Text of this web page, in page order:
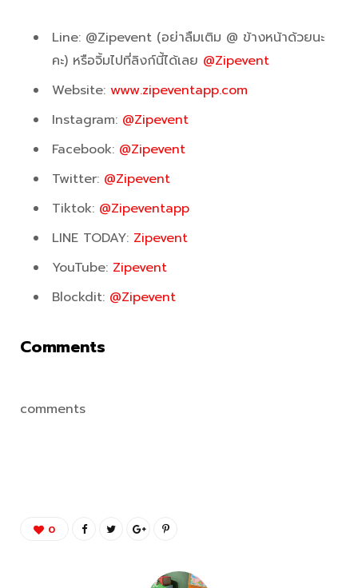
Line: @Zipevent (อย่าลืมเติม @ ข้างหน้าด้วยนะ
คะ) หรือจิ้มไปที่ลิงก์นี้ได้เลย @Zipevent
Website: www.zipeventapp.com
Instagram: @Zipevent
Facebook: @Zipevent
Twitter: @Zipevent
Tiktok: @Zipeventapp
LINE TODAY: Zipevent
YouTube: Zipevent
Blockdit: @Zipevent
Comments
comments
0